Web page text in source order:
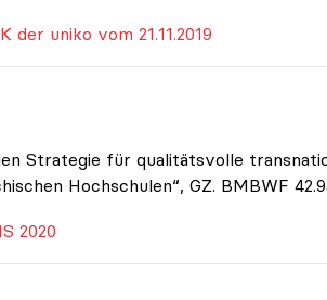
der uniko vom 21.11.2019
Strategie für qualitätsvolle
Hochschulen“, GZ. BMBWF
2020